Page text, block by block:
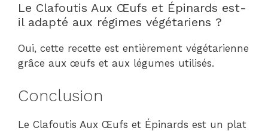
Le Clafoutis Aux Œufs et Épinards est-
il adapté aux régimes végétariens ?
Oui, cette recette est entièrement végétarienne
grâce aux œufs et aux légumes utilisés.
Conclusion
Le Clafoutis Aux Œufs et Épinards est un plat